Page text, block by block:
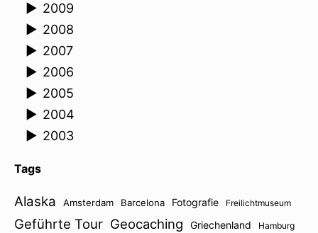
► 2009
► 2008
► 2007
► 2006
► 2005
► 2004
► 2003
Tags
Alaska Amsterdam Barcelona Fotografie Freilichtmuseum
Geführte Tour Geocaching Griechenland Hamburg